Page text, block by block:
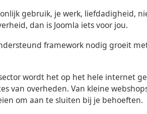
gebruik, je werk, liefdadigheid,
dan is Joomla iets voor jou.
framework nodig groeit
wordt het op het hele internet
van overheden. Van kleine
om aan te sluiten bij je behoeften.